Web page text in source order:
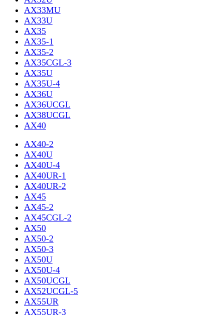
AX33MU
AX33U
AX35
AX35-1
AX35-2
AX35CGL-3
AX35U
AX35U-4
AX36U
AX36UCGL
AX38UCGL
AX40
AX40-2
AX40U
AX40U-4
AX40UR-1
AX40UR-2
AX45
AX45-2
AX45CGL-2
AX50
AX50-2
AX50-3
AX50U
AX50U-4
AX50UCGL
AX52UCGL-5
AX55UR
AX55UR-3